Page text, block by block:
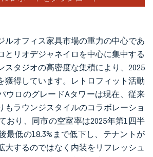
ルオフィス家具市場の重力の中心であ
とリオデジャネイロを中心に集中する
スタジオの高密度な集積により、2025
獲得しています。レトロフィット活動
ウロのグレードAタワーは現在、従来
もラウンジスタイルのコラボレーショ
おり、同市の空室率は2025年第1四半
最低の18.3%まで低下し、テナントが
大するのではなく内装をリフレッシュ